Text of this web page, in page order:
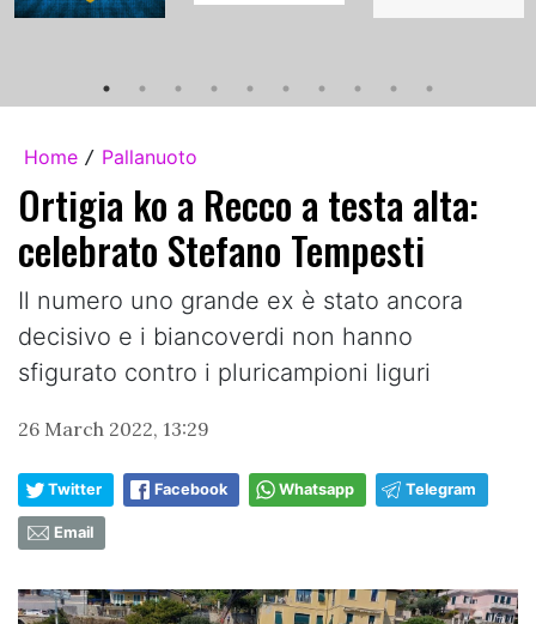
Home / Pallanuoto
Ortigia ko a Recco a testa alta:
celebrato Stefano Tempesti
Il numero uno grande ex è stato ancora
decisivo e i biancoverdi non hanno
sfigurato contro i pluricampioni liguri
26 March 2022, 13:29
Twitter Facebook Whatsapp Telegram
Email